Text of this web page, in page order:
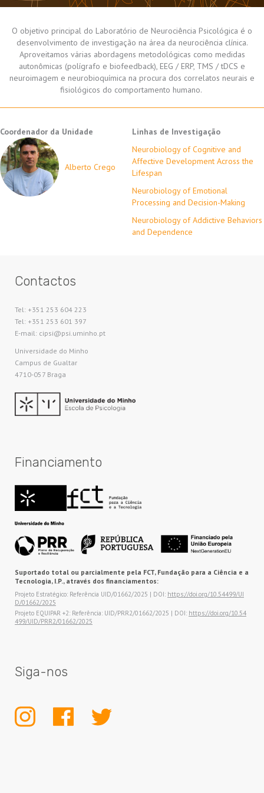
O objetivo principal do Laboratório de Neurociência Psicológica é o
desenvolvimento de investigação na área da neurociência clínica.
Aproveitamos várias abordagens metodológicas como medidas
autonômicas (polígrafo e biofeedback), EEG / ERP, TMS / tDCS e
neuroimagem e neurobioquímica na procura dos correlatos neurais e
fisiológicos do comportamento humano.
Coordenador da Unidade
Alberto Crego
Linhas de Investigação
Neurobiology of Cognitive and
Affective Development Across the
Lifespan
Neurobiology of Emotional
Processing and Decision-Making
Neurobiology of Addictive Behaviors
and Dependence
Contactos
Tel: +351 253 604 223
Tel: +351 253 601 397
E-mail: cipsi@psi.uminho.pt
Universidade do Minho​
Campus de Gualtar
4710-057 Braga
Financiamento
Suportado total ou parcialmente pela FCT, Fundação para a Ciência e a
Tecnologia, I.P., através dos financiamentos:
Projeto Estratégico: Referência UID/01662/2025 | DOI: https://doi.org/10.54499/UI
D/01662/2025
Projeto EQUIPAR +2: Referência: UID/PRR2/01662/2025 | DOI: https://doi.org/10.54
499/UID/PRR2/01662/2025
Siga-nos